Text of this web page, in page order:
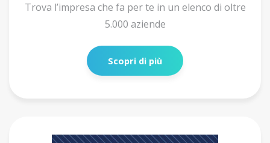
Trova l’impresa che fa per te in un elenco di oltre
5.000 aziende
Scopri di più